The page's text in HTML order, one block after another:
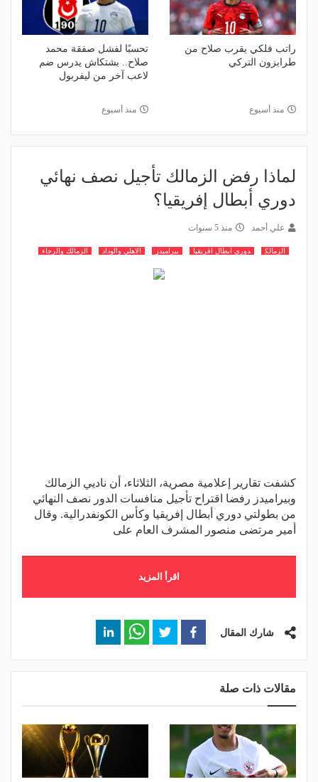
راتب فلكي يقرب صلاح من
طرابزون التركي
منذ أسبوع
تحسبًا لفشل صفقة محمد
صلاح.. بشتكاش يدرس ضم
لاعب آخر من ليفربول
منذ أسبوع
لماذا رفض الزمالك تأجيل نصف نهائي
دوري أبطال إفريقيا؟
علي أحمد منذ 5 سنوات
الزمالك دوري ابطال افريقيا بيراميدز الاهلي والوداد الزمالك والرجاء
كشفت تقارير إعلامية مصرية، الثلاثاء، أن ناديي الزمالك
وبيراميدز رفضا اقتراح تأجيل منافسات الدور نصف النهائي
من بطولتي دوري أبطال إفريقيا وكأس الكونفدرالية. وقال
أمير مرتضى منصور المشرف العام على
اقرأ المزيد
شارك المقال
مقالات ذات صلة